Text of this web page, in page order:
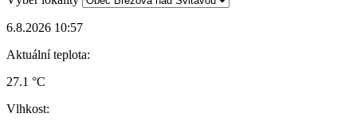
6.8.2026 10:57
Aktuální teplota:
27.1 °C
Vlhkost: